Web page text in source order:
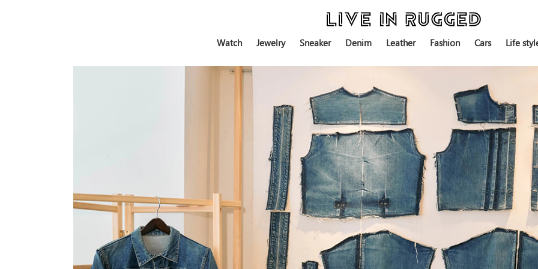
Watch Jewelry Sneaker Denim Leather Fashion Cars Life